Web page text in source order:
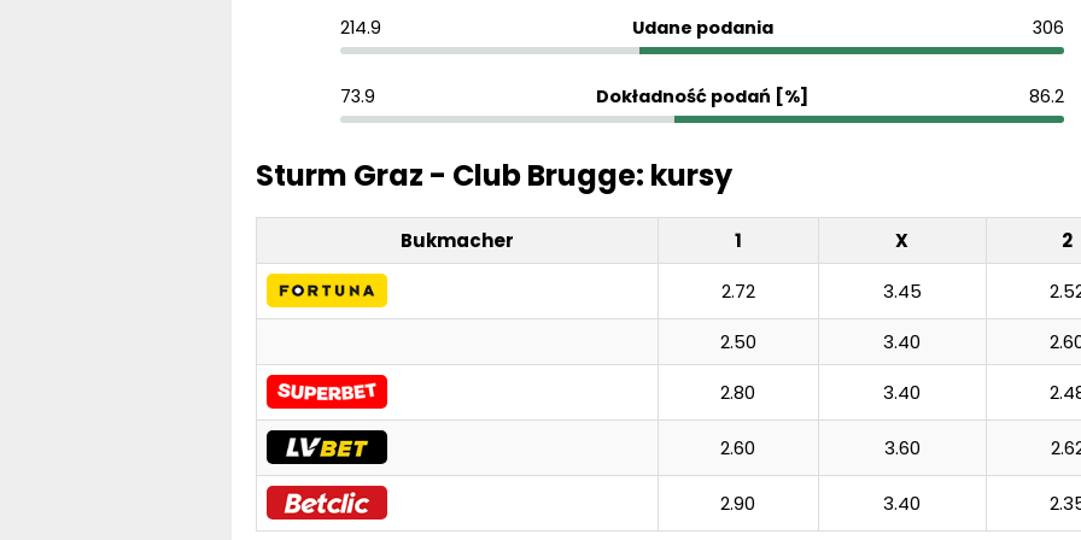
214.9 Udane podania 306
73.9 Dokładność podań [%] 86.2
Sturm Graz - Club Brugge: kursy
Bukmacher 1 X
2
2.72
3.45
2.50
3.40
2.80
3.40
2.60 3.60
2.90 3.40